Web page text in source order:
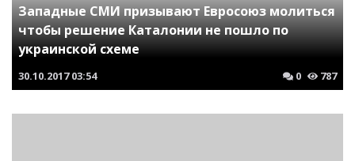
Западные СМИ призывают Евросоюз молиться
чтобы решение Каталонии не пошло по
украинской схеме
30.10.2017 03:54 0 787